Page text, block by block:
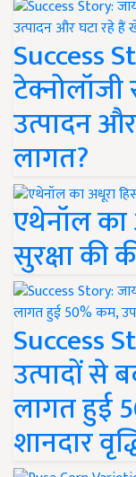
Success
उत्पादन
लागत?
एथेनॉल का
सुरक्षा की
Success
उत्पादों से
लागत हुई
शानदार